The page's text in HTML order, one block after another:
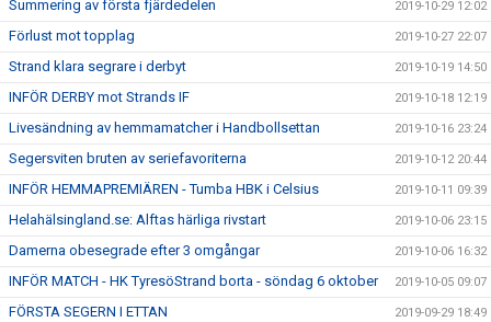
Summering av första fjärdedelen 2019-10-29 12:02
Förlust mot topplag 2019-10-27 22:07
Strand klara segrare i derbyt 2019-10-19 14:50
INFÖR DERBY mot Strands IF 2019-10-18 12:19
Livesändning av hemmamatcher i Handbollsettan 2019-10-16 23:24
Segersviten bruten av seriefavoriterna 2019-10-12 20:44
INFÖR HEMMAPREMIÄREN - Tumba HBK i Celsius 2019-10-11 09:39
Helahälsingland.se: Alftas härliga rivstart 2019-10-06 23:15
Damerna obesegrade efter 3 omgångar 2019-10-06 16:32
INFÖR MATCH - HK TyresöStrand borta - söndag 6 oktober 2019-10-05 09:07
FÖRSTA SEGERN I ETTAN 2019-09-29 18:49